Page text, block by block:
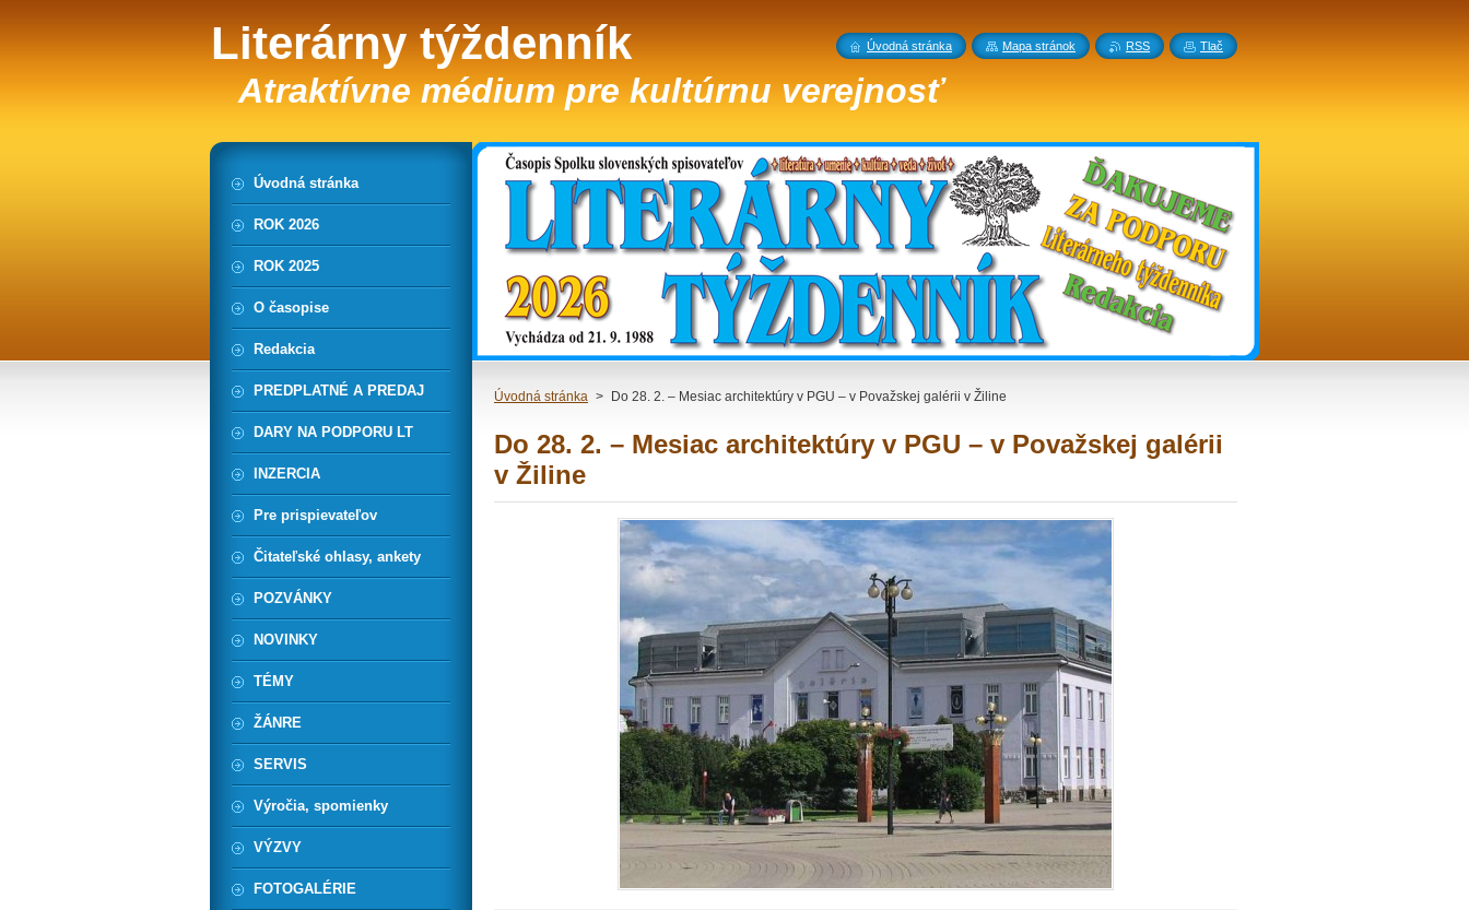
Literárny týždenník
Atraktívne médium pre kultúrnu verejnosť
Úvodná stránka > Do 28. 2. – Mesiac architektúry v PGU – v Považskej galérii v Žiline
Do 28. 2. – Mesiac architektúry v PGU – v Považskej galérii
v Žiline
Úvodná stránka
ROK 2026
ROK 2025
O časopise
Redakcia
PREDPLATNÉ A PREDAJ
DARY NA PODPORU LT
INZERCIA
Pre prispievateľov
Čitateľské ohlasy, ankety
POZVÁNKY
NOVINKY
TÉMY
ŽÁNRE
SERVIS
Výročia, spomienky
VÝZVY
FOTOGALÉRIE
Úvodná stránka Mapa stránok RSS Tlač